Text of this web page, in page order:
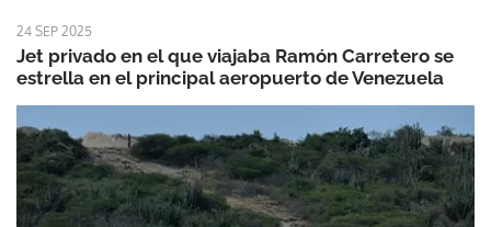
24 SEP 2025
Jet privado en el que viajaba Ramón Carretero se
estrella en el principal aeropuerto de Venezuela